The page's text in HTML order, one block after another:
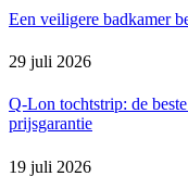
Een veiligere badkamer
29 juli 2026
Q-Lon tochtstrip: de
prijsgarantie
19 juli 2026